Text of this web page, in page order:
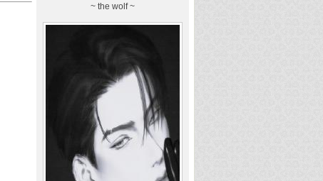
~ the wolf ~